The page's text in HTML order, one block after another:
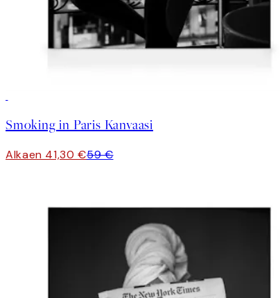
Smoking in Paris Kanvaasi
Alkaen 41,30 €59 €